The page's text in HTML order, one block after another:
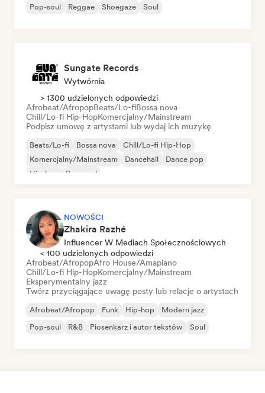
Pop-soul
Reggae Shoegaze Soul
Sungate Records
Wytwórnia
> 1300 udzielonych odpowiedzi
Afrobeat/AfropopBeats/Lo-fiBossa nova
Chill/Lo-fi Hip-HopKomercjalny/Mainstream
Podpisz umowę z artystami lub wydaj ich muzykę
Beats/Lo-fi Bossa nova
Chill/Lo-fi Hip-Hop
Komercjalny/Mainstream
Dancehall
Dance pop
Hip-hop
Pop-soul
NOWOŚCI
Zhakira Razhé
Influencer W Mediach Społecznościowych
< 100 udzielonych odpowiedzi
Afrobeat/AfropopAfro House/Amapiano
Chill/Lo-fi Hip-HopKomercjalny/Mainstream
Eksperymentalny jazz
Twórz przyciągające uwagę posty lub relacje o artystach
Afrobeat/Afropop Funk Hip-hop
Modern jazz
Pop-soul
R&B Piosenkarz i autor tekstów Soul